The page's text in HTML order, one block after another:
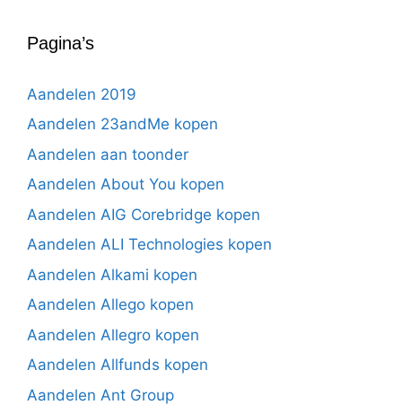
Pagina’s
Aandelen 2019
Aandelen 23andMe kopen
Aandelen aan toonder
Aandelen About You kopen
Aandelen AIG Corebridge kopen
Aandelen ALI Technologies kopen
Aandelen Alkami kopen
Aandelen Allego kopen
Aandelen Allegro kopen
Aandelen Allfunds kopen
Aandelen Ant Group